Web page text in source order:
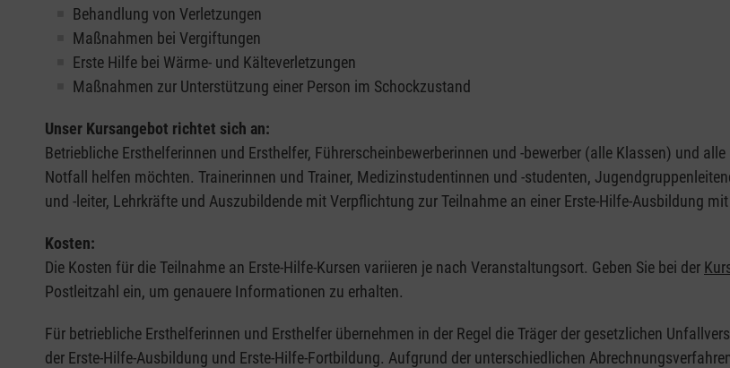
Behandlung von Verletzungen
Maßnahmen bei Vergiftungen
Erste Hilfe bei Wärme- und Kälteverletzungen
Maßnahmen zur Unterstützung einer Person im Schockzustand
Unser Kursangebot richtet sich an:
Betriebliche Ersthelferinnen und Ersthelfer, Führerscheinbewerberinnen und -bewerber (alle Klassen) und alle
Notfall helfen möchten. Trainerinnen und Trainer, Medizinstudentinnen und -studenten,
und -leiter, Lehrkräfte und Auszubildende mit Verpflichtung zur Teilnahme an einer Erste-Hilfe-Ausbildung
Kosten:
Die Kosten für die Teilnahme an Erste-Hilfe-Kursen variieren je nach Veranstaltungsort. Geben Sie bei der
Postleitzahl ein, um genauere Informationen zu erhalten.
Für betriebliche Ersthelferinnen und Ersthelfer übernehmen in der Regel die Träger der gesetzlichen
der Erste-Hilfe-Ausbildung und Erste-Hilfe-Fortbildung. Aufgrund der unterschiedlichen